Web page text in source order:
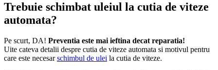
Trebuie schimbat uleiul la cutia de viteze
automata?
Pe scurt, DA! Preventia este mai ieftina decat reparatia!
Uite cateva detalii despre cutia de viteze automata si motivul pentru
care este necesarschimbul de ulei la cutia de viteze.